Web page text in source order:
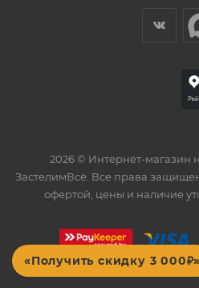
2026 © Интернет-магазин
ЗастелимВсё. Все права
офертой, цены и наличие
«Получить скидку 3